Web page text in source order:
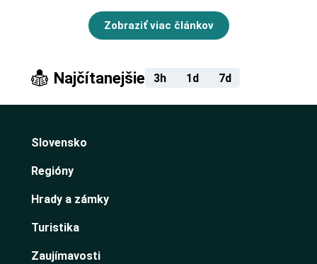
Zobraziť viac článkov
Najčítanejšie 3h 1d 7d
Slovensko
Regióny
Hrady a zámky
Turistika
Zaujímavosti